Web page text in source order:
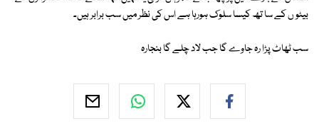
بیٹو ں کے سا تھ کیسا سلوک ہورہا ہے اس کی نظر میں سب برابر ہیں۔
سب ٹھاٹ پڑا رہ جاوے گا جب لاد چلے گا بنجارہ